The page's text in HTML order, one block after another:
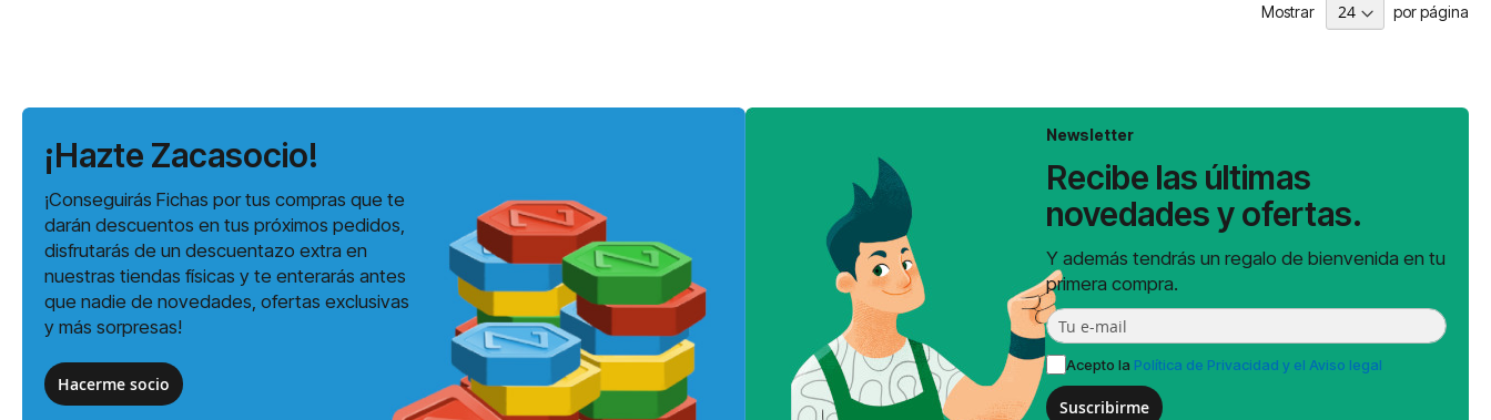
Mostrar por página
¡Hazte Zacasocio!
¡Conseguirás Fichas por tus compras que te
darán descuentos en tus próximos pedidos,
disfrutarás de un descuentazo extra en
nuestras tiendas físicas y te enterarás antes
que nadie de novedades, ofertas exclusivas
y más sorpresas!
Hacerme socio
Newsletter
Recibe las últimas
novedades y ofertas.
Y además tendrás un regalo de bienvenida en tu
primera compra.
Acepto la Política de Privacidad y el Aviso legal
Suscribirme